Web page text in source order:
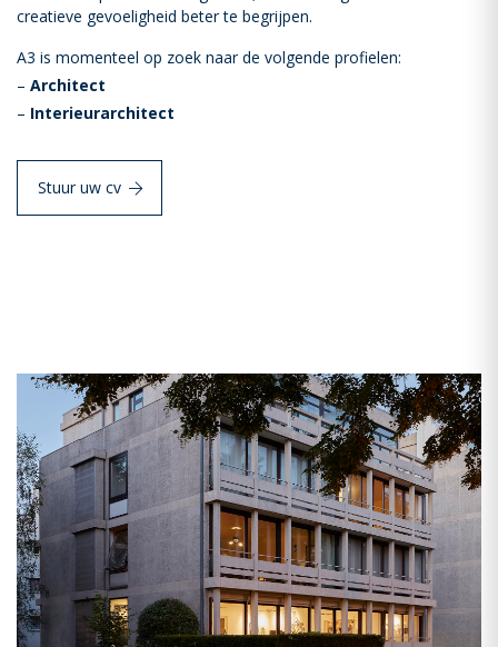
creatieve gevoeligheid beter te begrijpen.
A3 is momenteel op zoek naar de volgende profielen:
– Architect
– Interieurarchitect
Stuur uw cv